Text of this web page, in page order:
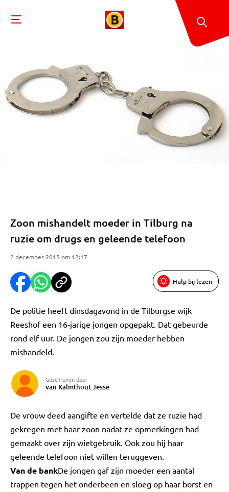
Zoon mishandelt moeder in Tilburg na
ruzie om drugs en geleende telefoon
2 december 2015 om 12:17
Hulp bij lezen
De politie heeft dinsdagavond in de Tilburgse wijk
Reeshof een 16-jarige jongen opgepakt. Dat gebeurde
rond elf uur. De jongen zou zijn moeder hebben
mishandeld.
Geschreven door
van Kalmthout Jesse
De vrouw deed aangifte en vertelde dat ze ruzie had
gekregen met haar zoon nadat ze opmerkingen had
gemaakt over zijn wietgebruik. Ook zou hij haar
geleende telefoon niet willen teruggeven.
Van de bankDe jongen gaf zijn moeder een aantal
trappen tegen het onderbeen en sloeg op haar borst en